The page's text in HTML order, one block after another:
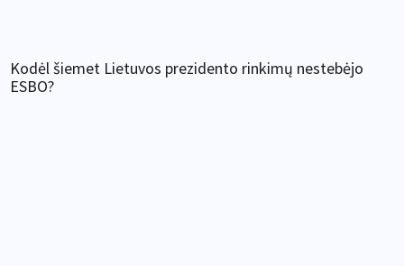
Kodėl šiemet Lietuvos prezidento rinkimų nestebėjo
ESBO?